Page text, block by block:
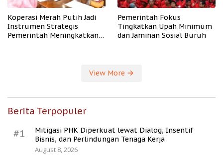
Koperasi Merah Putih Jadi
Instrumen Strategis
Pemerintah Meningkatkan
Pemerintah Fokus
Tingkatkan Upah Minimum
dan Jaminan Sosial Buruh
View More
Berita Terpopuler
#1
Mitigasi PHK Diperkuat lewat Dialog, Insentif
Bisnis, dan Perlindungan Tenaga Kerja
August 8, 2026